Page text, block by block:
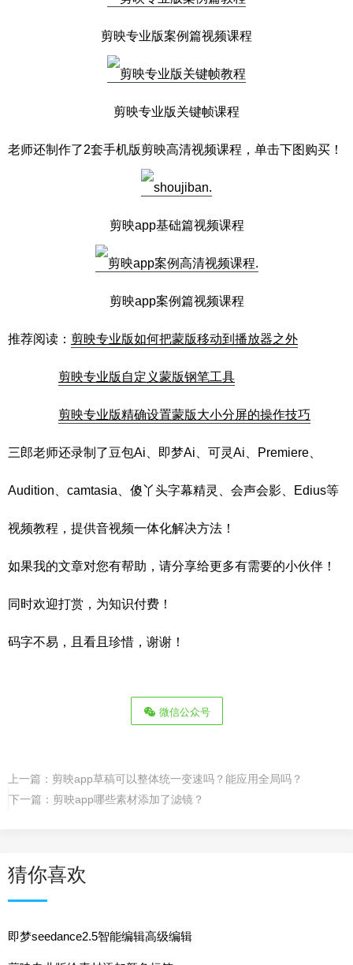
剪映专业版案例篇视频课程
剪映专业版关键帧课程
老师还制作了2套手机版剪映高清视频课程，单击下图购买！
剪映app基础篇视频课程
剪映app案例篇视频课程
推荐阅读： 剪映专业版如何把蒙版移动到播放器之外
剪映专业版自定义蒙版钢笔工具
剪映专业版精确设置蒙版大小分屏的操作技巧
三郎老师还录制了豆包Ai、即梦Ai、可灵Ai、Premiere、
Audition、camtasia、傻丫头字幕精灵、会声会影、Edius等
视频教程，提供音视频一体化解决方法！
如果我的文章对您有帮助，请分享给更多有需要的小伙伴！
同时欢迎打赏，为知识付费！
码字不易，且看且珍惜，谢谢！
微信公众号
上一篇： 剪映app草稿可以整体统一变速吗？能应用全局吗？
下一篇： 剪映app哪些素材添加了滤镜？
猜你喜欢
即梦seedance2.5智能编辑高级编辑